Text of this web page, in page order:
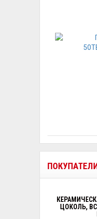
ЦОКОЛЬ,